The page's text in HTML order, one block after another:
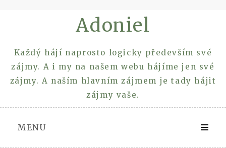
Adoniel
Každý hájí naprosto logicky především své
zájmy. A i my na našem webu hájíme jen své
zájmy. A naším hlavním zájmem je tady hájit
zájmy vaše.
MENU